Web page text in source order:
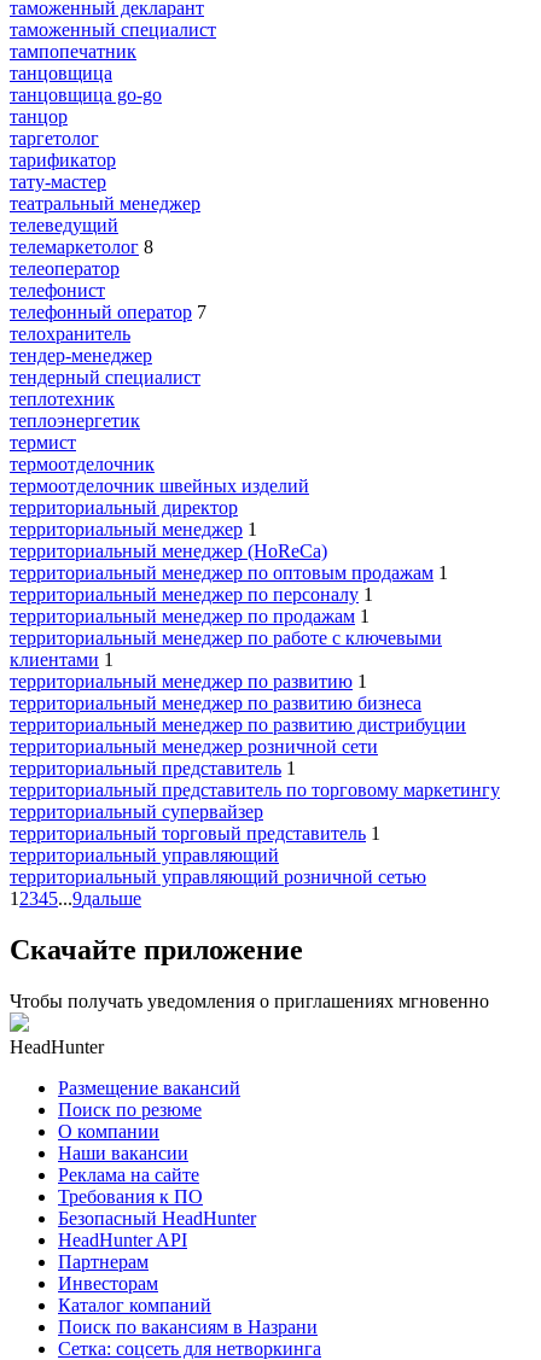
таможенный декларант
таможенный специалист
тампопечатник
танцовщица
танцовщица go-go
танцор
таргетолог
тарификатор
тату-мастер
театральный менеджер
телеведущий
телемаркетолог 8
телеоператор
телефонист
телефонный оператор 7
телохранитель
тендер-менеджер
тендерный специалист
теплотехник
теплоэнергетик
термист
термоотделочник
термоотделочник швейных изделий
территориальный директор
территориальный менеджер 1
территориальный менеджер (HoReCa)
территориальный менеджер по оптовым продажам 1
территориальный менеджер по персоналу 1
территориальный менеджер по продажам 1
территориальный менеджер по работе с ключевыми
клиентами 1
территориальный менеджер по развитию 1
территориальный менеджер по развитию бизнеса
территориальный менеджер по развитию дистрибуции
территориальный менеджер розничной сети
территориальный представитель 1
территориальный представитель по торговому маркетингу
территориальный супервайзер
территориальный торговый представитель 1
территориальный управляющий
территориальный управляющий розничной сетью
1 2345...9дальше
Скачайте приложение
Чтобы получать уведомления о приглашениях мгновенно
HeadHunter
Размещение вакансий
Поиск по резюме
О компании
Наши вакансии
Реклама на сайте
Требования к ПО
Безопасный HeadHunter
HeadHunter API
Партнерам
Инвесторам
Каталог компаний
Поиск по вакансиям в Назрани
Сетка: соцсеть для нетворкинга